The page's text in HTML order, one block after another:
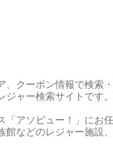
、クーポン情報で検索
ジャー検索サイトです
アソビュー！」にお任
館などのレジャー施設